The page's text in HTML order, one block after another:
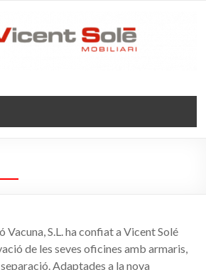
Vacuna, S.L. ha confiat a Vicent Solé
de les seves oficines amb armaris,
Adaptades a la nova